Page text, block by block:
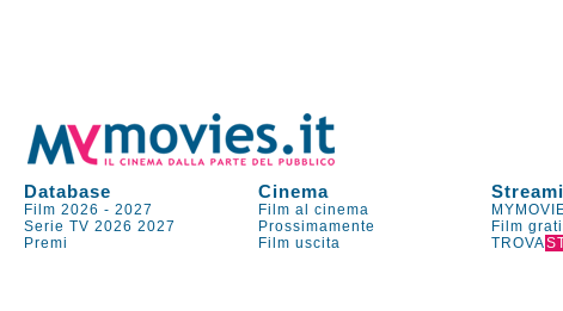
Database Cinema
Film 2026 -2027 Film al cinema
Serie TV 2026 2027 Prossimamente Film
Premi
Film uscita TROVA